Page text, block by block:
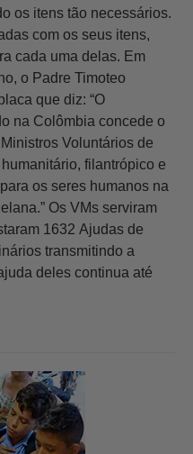
os itens tão necessários.
com os seus itens,
cada uma delas. Em
o Padre Timoteo
que diz: “O
na Colômbia concede o
Voluntários de
filantrópico e
os seres humanos na
Os VMs serviram
1632 Ajudas de
transmitindo a
deles continua até